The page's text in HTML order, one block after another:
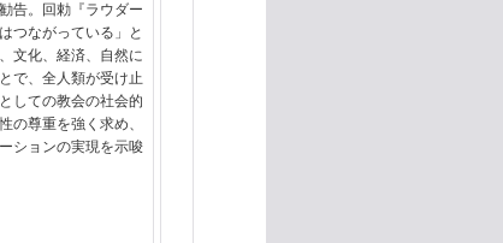
告。回勅『ラウダー
つながっている」と
文化、経済、自然に
で、全人類が受け止
しての教会の社会的
の尊重を強く求め、
ションの実現を示唆